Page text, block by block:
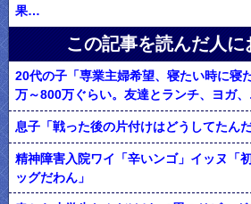
果…
この記事を読んだ人に
20代の子「専業主婦希望、寝たい時に寝
万～800万ぐらい。友達とランチ、ヨガ
息子「戦った後の片付けはどうしてたんだ
精神障害入院ワイ「辛いンゴ」イッヌ「
ッグだわん」